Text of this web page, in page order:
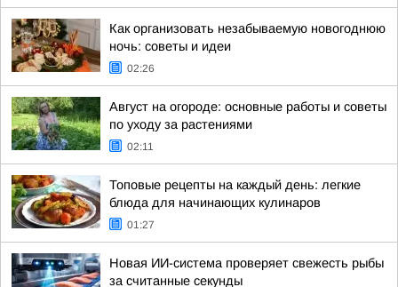
Как организовать незабываемую новогоднюю
ночь: советы и идеи
02:26
Август на огороде: основные работы и советы
по уходу за растениями
02:11
Топовые рецепты на каждый день: легкие
блюда для начинающих кулинаров
01:27
Новая ИИ-система проверяет свежесть рыбы
за считанные секунды